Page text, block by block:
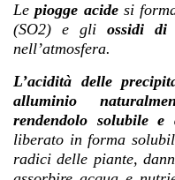
Lepiogge acidesi
(SO2) e gli ossidi di
nell’atmosfera.
L’acidità delle
alluminio
rendendolo solubile e
liberato in forma
radici delle piante,